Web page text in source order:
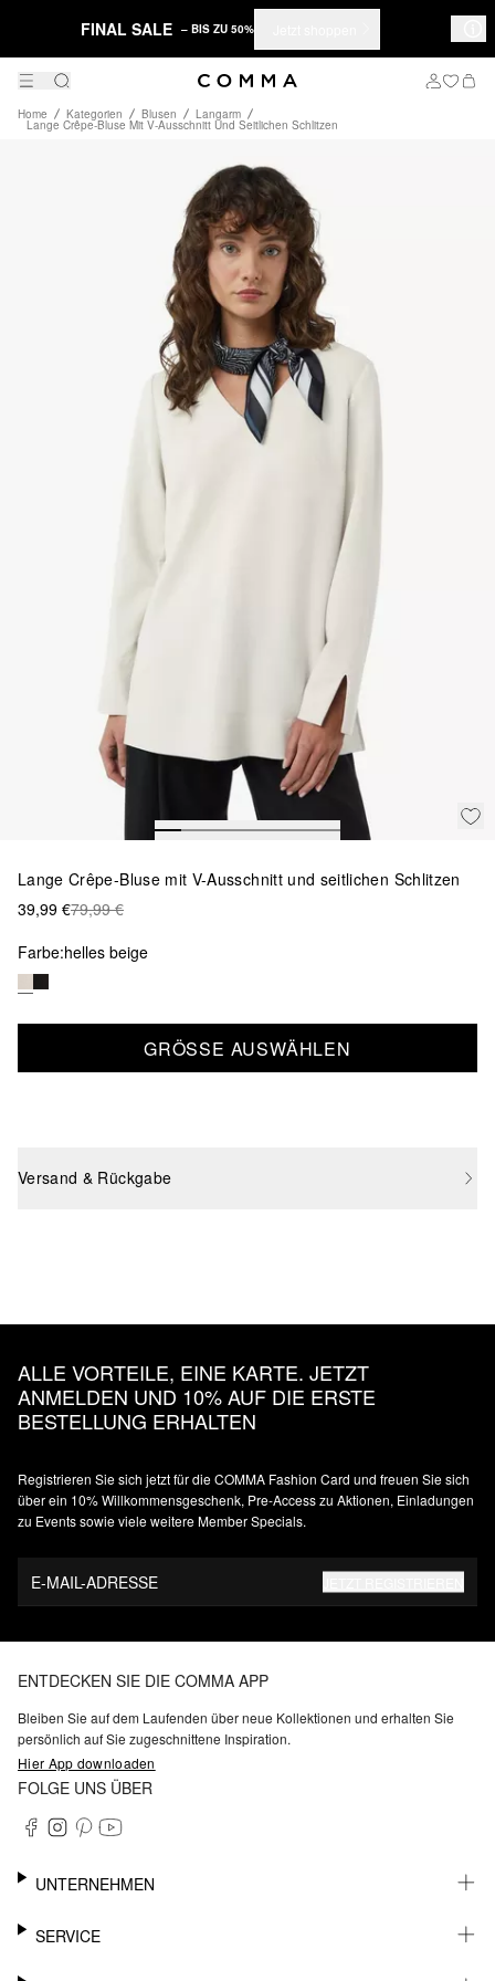
FINAL SALE – BIS ZU 50%
Home Kategorien Blusen Langarm
Lange Crêpe-Bluse Mit V-Ausschnitt Und Seitlichen Schlitzen
Lange Crêpe-Bluse mit V-Ausschnitt und seitlichen Schlitzen
39,99 €79,99 €
Farbe:helles beige
GRÖSSE AUSWÄHLEN
Versand & Rückgabe
ALLE VORTEILE, EINE KARTE. JETZT
ANMELDEN UND 10% AUF DIE ERSTE
BESTELLUNG ERHALTEN
Registrieren Sie sich jetzt für die COMMA Fashion Card und freuen Sie sich
über ein 10% Willkommensgeschenk, Pre-Access zu Aktionen, Einladungen
zu Events sowie viele weitere Member Specials.
E-MAIL-ADRESSE
ENTDECKEN SIE DIE COMMA APP
Bleiben Sie auf dem Laufenden über neue Kollektionen und erhalten Sie
persönlich auf Sie zugeschnittene Inspiration.
Hier App downloaden
FOLGE UNS ÜBER
UNTERNEHMEN
KARRIERE
SERVICE